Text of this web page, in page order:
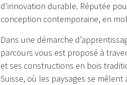
d’innovation durable. Réputée
conception contemporaine, en
Dans une démarche
parcours vous est proposé à
et ses constructions en bois
Suisse, où les paysages se mêlent